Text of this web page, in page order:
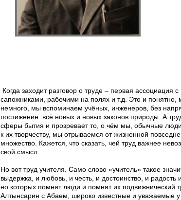
Когда заходит разговор о труде – первая
сапожниками, рабочими на полях и т.д. Это и
немного, мы вспоминаем учёных, инженеров, без
постижение всё новых и новых законов природы. А
сферы бытия и прозревает то, о чём мы, обычные
к их творчеству, мы отрываемся от жизненной
множество. Кажется, что сказать, чей труд важнее
свой смысл.
Но вот труд учителя. Само слово «учитель» такое
выдержка, и любовь, и честь, и достоинство, и
но которых помнят люди и помнят их
Алтынсарин с Абаем, широко известные и уважаемые